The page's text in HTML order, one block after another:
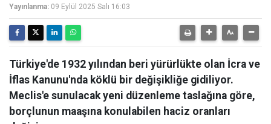
Yayınlanma: 09 Eylül 2025 Salı 16:03
Türkiye'de 1932 yılından beri yürürlükte olan İcra ve
İflas Kanunu'nda köklü bir değişikliğe gidiliyor.
Meclis'e sunulacak yeni düzenleme taslağına göre,
borçlunun maaşına konulabilen haciz oranları